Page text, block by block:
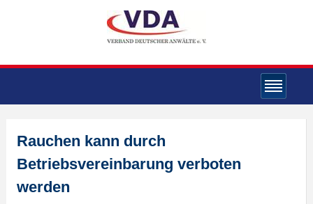
Rauchen kann durch
Betriebsvereinbarung verboten
werden